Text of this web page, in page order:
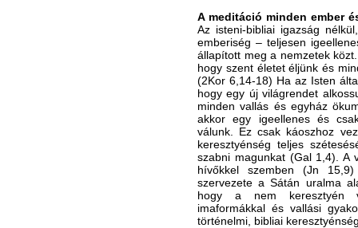
A meditáció minden ember
Az isteni-bibliai igazság
emberiség – teljesen
állapított meg a nemzetek
hogy szent életet éljünk és
(2Kor 6,14-18) Ha az Isten
hogy egy új világrendet
minden vallás és egyház
akkor egy igeellenes és
válunk. Ez csak káoszhoz
keresztyénség teljes
szabni magunkat (Gal 1,4). A
hívőkkel szemben (Jn
szervezete a Sátán uralma
hogy a nem keresztyén
imaformákkal és vallási
történelmi, bibliai